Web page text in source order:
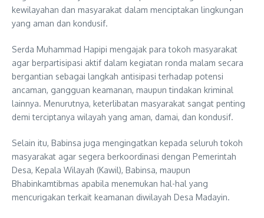
kewilayahan dan masyarakat dalam menciptakan lingkungan
yang aman dan kondusif.
Serda Muhammad Hapipi mengajak para tokoh masyarakat
agar berpartisipasi aktif dalam kegiatan ronda malam secara
bergantian sebagai langkah antisipasi terhadap potensi
ancaman, gangguan keamanan, maupun tindakan kriminal
lainnya. Menurutnya, keterlibatan masyarakat sangat penting
demi terciptanya wilayah yang aman, damai, dan kondusif.
Selain itu, Babinsa juga mengingatkan kepada seluruh tokoh
masyarakat agar segera berkoordinasi dengan Pemerintah
Desa, Kepala Wilayah (Kawil), Babinsa, maupun
Bhabinkamtibmas apabila menemukan hal-hal yang
mencurigakan terkait keamanan diwilayah Desa Madayin.